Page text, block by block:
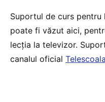
Suportul de curs pentru
poate fi văzut aici,
lecția la televizor.
canalul oficial